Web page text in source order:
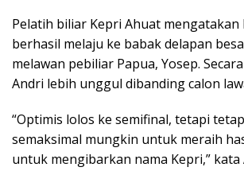
Pelatih biliar Kepri Ahuat mengatakan
berhasil melaju ke babak delapan
melawan pebiliar Papua, Yosep.
Andri lebih unggul dibanding calon
“Optimis lolos ke semifinal, tetapi
semaksimal mungkin untuk meraih
untuk mengibarkan nama Kepri,” kata